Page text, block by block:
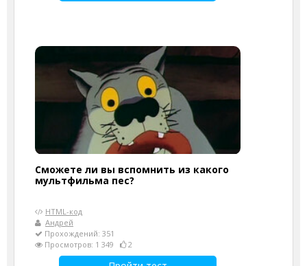
Сможете ли вы вспомнить из какого
мультфильма пес?
HTML-код
Андрей
Прохождений: 351
Просмотров: 1 349
2